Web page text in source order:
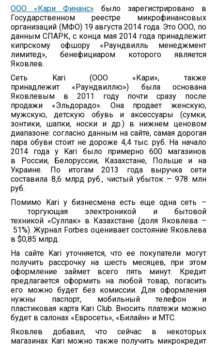
OOO «Кари Финанс» было зарегистрировано в
Государственном реестре микрофинансовых
организаций (МФО) 19 августа 2014 года. Это ООО, по
данным СПАРК, с конца мая 2014 года принадлежит
кипрскому офшору «Раундвилль менеджмент
лимитед», бенефициаром которого является
Яковлев.
Сеть Kari (ООО «Кари», также
принадлежит «Раундвиллю») была основана
Яковлевым в 2011 году почти сразу после
продажи «Эльдорадо». Она продает женскую,
мужскую, детскую обувь и аксессуары (сумки,
зонтики, шапки, носки и др.) в нижнем ценовом
диапазоне: согласно данным на сайте, самая дорогая
пара обуви стоит не дороже 4,4 тыс. руб. На начало
2014 года у Kari было примерно 600 магазинов
в России, Белоруссии, Казахстане, Польше и на
Украине. По итогам 2013 года выручка сети
составила 8,6 млрд руб., чистый убыток – 978 млн
руб.
Помимо Kari у бизнесмена есть еще одна сеть –
торгующая электроникой и бытовой
техникой «Сулпак» в Казахстане (доля Яковлева –
51%). Журнал Forbes оценивает состояние Яковлева
в $0,85 млрд.
На сайте Kari уточняется, что ее покупатели могут
получить рассрочку на шесть месяцев, при этом
оформление займет всего пять минут. Кредит
предлагается оформить на любой товар, погасить
его можно будет без комиссии. Для оформления
нужны паспорт, мобильный телефон и
пластиковая карта Kari Club. Вносить платежи можно
будет в салонах «Евросеть», «Билайн» и МТС.
Яковлев добавил, что сейчас в некоторых
магазинах Kari можно также получить микрокредит